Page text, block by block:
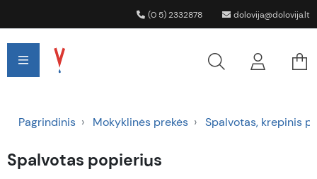
(0 5) 2332878 dolovija@dolovija.lt
Pagrindinis Mokyklinės prekės Spalvotas, krepinis
Spalvotas popierius